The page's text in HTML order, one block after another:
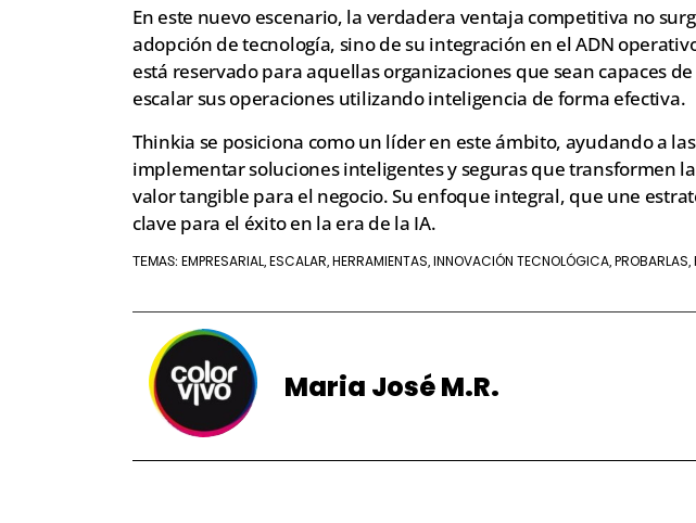
En este nuevo escenario, la verdadera ventaja competitiva no
adopción de tecnología, sino de su integración en el ADN
está reservado para aquellas organizaciones que sean capaces
escalar sus operaciones utilizando inteligencia de forma efectiva.
Thinkia se posiciona como un líder en este ámbito, ayudando a
implementar soluciones inteligentes y seguras que transformen
valor tangible para el negocio. Su enfoque integral, que une
clave para el éxito en la era de la IA.
TEMAS: EMPRESARIAL, ESCALAR, HERRAMIENTAS, INNOVACIÓN TECNOLÓGICA, PROBARLAS,
Maria José M.R.